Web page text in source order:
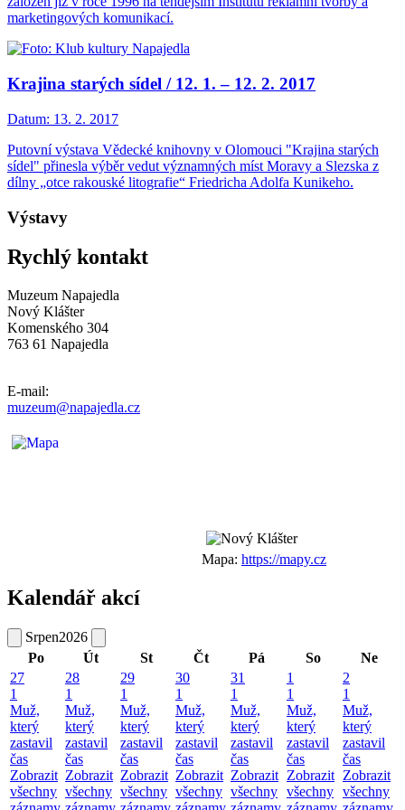
marketingových komunikací.
Krajina starých sídel / 12. 1. – 12. 2. 2017
Datum: 13. 2. 2017
Putovní výstava Vědecké knihovny v Olomouci "Krajina starých
sídel" přinesla výběr vedut významných míst Moravy a Slezska z
dílny „otce rakouské litografie“ Friedricha Adolfa Kunikeho.
Výstavy
Rychlý kontakt
Muzeum Napajedla
Nový Klášter
Komenského 304
763 61 Napajedla
E-mail:
muzeum@napajedla.cz
Mapa: https://mapy.cz
Kalendář akcí
Srpen2026
Po
Út St Čt Pá So
Ne
27
1
Muž,
který
zastavil
čas
Zobrazit
všechny
28
1
Muž,
který
zastavil
čas
Zobrazit
všechny
29
1
Muž,
který
zastavil
čas
Zobrazit
všechny
30
1
Muž,
který
zastavil
čas
Zobrazit
všechny
31
1
Muž,
který
zastavil
čas
Zobrazit
všechny
1
1
Muž,
který
zastavil
čas
Zobrazit
všechny
2
1
Muž,
který
zastavil
čas
Zobrazit
všechny